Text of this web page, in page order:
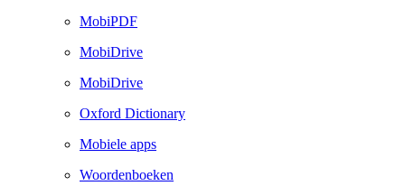
MobiPDF
MobiDrive
MobiDrive
Oxford Dictionary
Mobiele apps
Woordenboeken